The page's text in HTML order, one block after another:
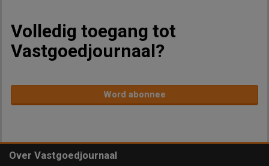
Volledig toegang tot
Vastgoedjournaal?
Word abonnee
Over Vastgoedjournaal